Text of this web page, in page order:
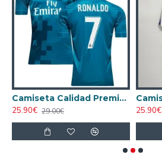
Camiseta Calidad Premium RONALDO 7 Real Madrid Alternativo 2017/18 Retro
25.90€ 29.00€
25.90€